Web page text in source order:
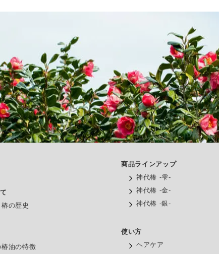
の歴史
油の特徴
商品ラインアップ
神代椿 -雫-
神代椿 -金-
神代椿 -銀-
使い方
ヘアケア